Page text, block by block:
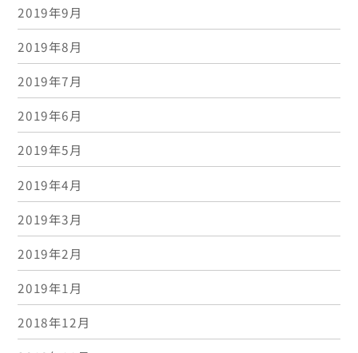
2019年9月
2019年8月
2019年7月
2019年6月
2019年5月
2019年4月
2019年3月
2019年2月
2019年1月
2018年12月